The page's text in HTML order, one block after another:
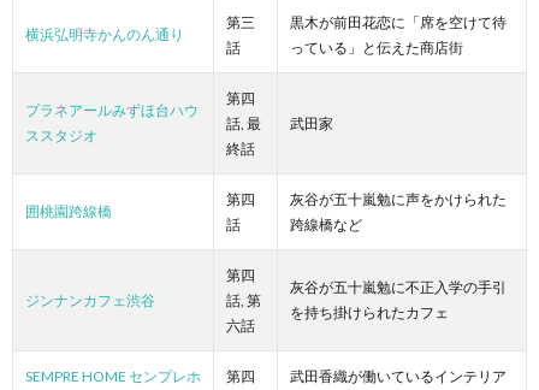
横浜弘明寺かんのん通り
第三
話
黒木が前田花恋に「席を空けて待
っている」と伝えた商店街
プラネアールみずほ台ハウ
ススタジオ
第四
話, 最
終話
武田家
囲桃園跨線橋
第四
話
灰谷が五十嵐勉に声をかけられた
跨線橋など
ジンナンカフェ渋谷
第四
話, 第
六話
灰谷が五十嵐勉に不正入学の手引
を持ち掛けられたカフェ
SEMPRE HOME センプレホ
第四
武田香織が働いているインテリア